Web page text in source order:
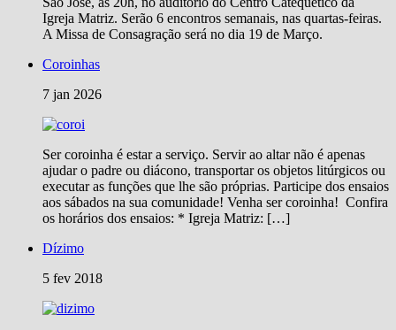
Igreja Matriz. Serão 6 encontros semanais, nas quartas-feiras.
A Missa de Consagração será no dia 19 de Março.
Coroinhas
7 jan 2026
Ser coroinha é estar a serviço. Servir ao altar não é apenas
ajudar o padre ou diácono, transportar os objetos litúrgicos ou
executar as funções que lhe são próprias. Participe dos ensaios
aos sábados na sua comunidade! Venha ser coroinha! Confira
os horários dos ensaios: * Igreja Matriz: […]
Dízimo
5 fev 2018